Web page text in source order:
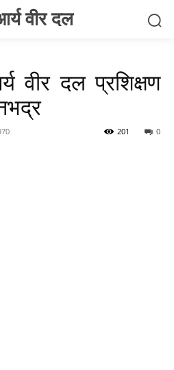
वीर दल
वीर दल प्रशिक्षण
0
201